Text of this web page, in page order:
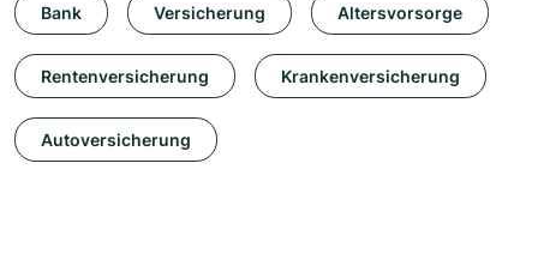
Bank Versicherung Altersvorsorge
Rentenversicherung Krankenversicherung
Autoversicherung